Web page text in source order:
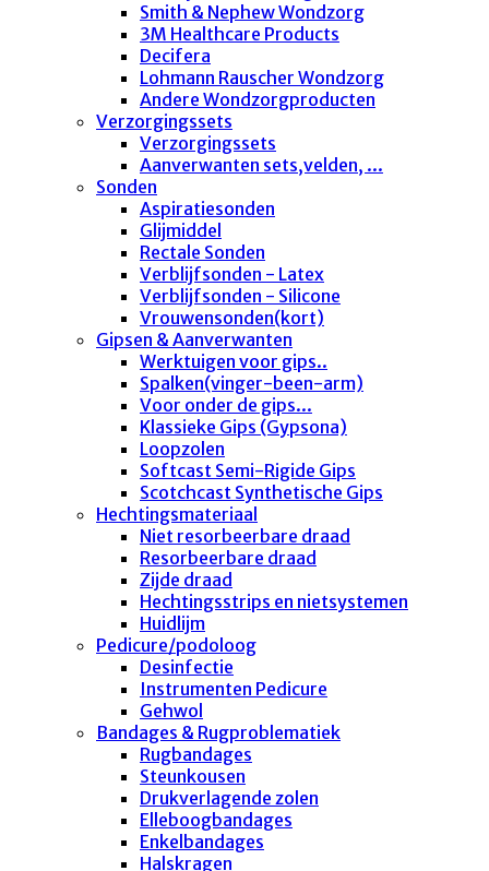
Smith & Nephew Wondzorg
3M Healthcare Products
Decifera
Lohmann Rauscher Wondzorg
Andere Wondzorgproducten
Verzorgingssets
Verzorgingssets
Aanverwanten sets,velden, ...
Sonden
Aspiratiesonden
Glijmiddel
Rectale Sonden
Verblijfsonden - Latex
Verblijfsonden - Silicone
Vrouwensonden(kort)
Gipsen & Aanverwanten
Werktuigen voor gips..
Spalken(vinger-been-arm)
Voor onder de gips...
Klassieke Gips (Gypsona)
Loopzolen
Softcast Semi-Rigide Gips
Scotchcast Synthetische Gips
Hechtingsmateriaal
Niet resorbeerbare draad
Resorbeerbare draad
Zijde draad
Hechtingsstrips en nietsystemen
Huidlijm
Pedicure/podoloog
Desinfectie
Instrumenten Pedicure
Gehwol
Bandages & Rugproblematiek
Rugbandages
Steunkousen
Drukverlagende zolen
Elleboogbandages
Enkelbandages
Halskragen